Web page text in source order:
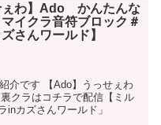
ぇわ】Ado かんたんな
イクラ音符ブロック＃
さんワールド】
介です 【Ado】うっせぇわ
クラはコチラで配信【ミル
inカズさんワールド」